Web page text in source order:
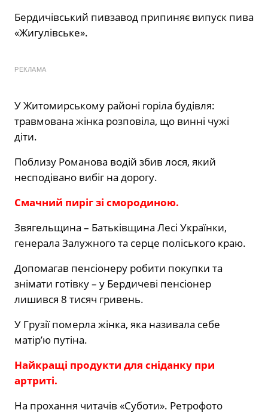
Бердичівський пивзавод припиняє випуск пива
«Жигулівське».
РЕКЛАМА
У Житомирському районі горіла будівля:
травмована жінка розповіла, що винні чужі
діти.
Поблизу Романова водій збив лося, який
несподівано вибіг на дорогу.
Смачний пиріг зі смородиною.
Звягельщина – Батьківщина Лесі Українки,
генерала Залужного та серце поліського краю.
Допомагав пенсіонеру робити покупки та
знімати готівку – у Бердичеві пенсіонер
лишився 8 тисяч гривень.
У Грузії померла жінка, яка називала себе
матір’ю путіна.
Найкращі продукти для сніданку при
артриті.
На прохання читачів «Суботи». Ретрофото